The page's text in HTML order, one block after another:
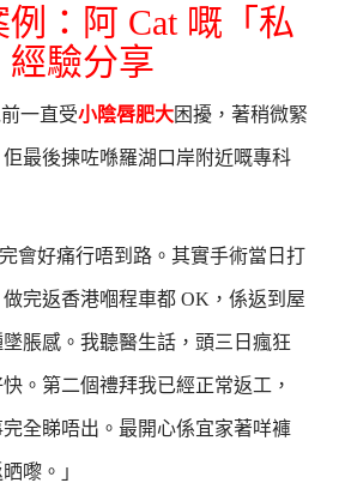
：阿 Cat 嘅「私
經驗分享
一直受小陰唇肥大困擾，著稍微緊
最後揀咗喺羅湖口岸附近嘅專科
會好痛行唔到路。其實手術當日打
完返香港嗰程車都 OK，係返到屋
脹感。我聽醫生話，頭三日瘋狂
。第二個禮拜我已經正常返工，
全睇唔出。最開心係宜家著咩褲
嚟。」